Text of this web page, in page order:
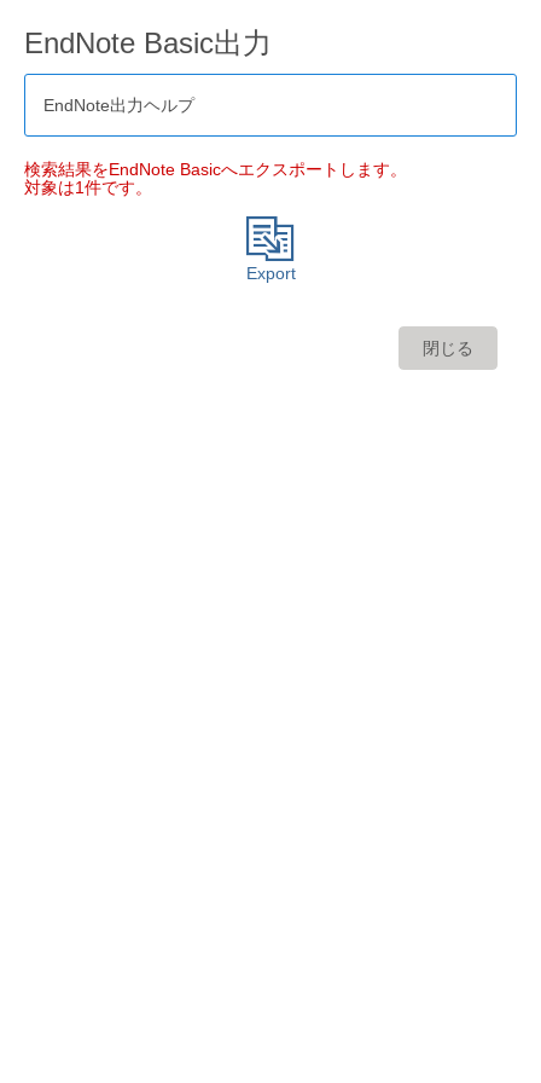
EndNote Basic出力
EndNote出力ヘルプ
検索結果をEndNote Basicへエクスポートします。
対象は1件です。
Export